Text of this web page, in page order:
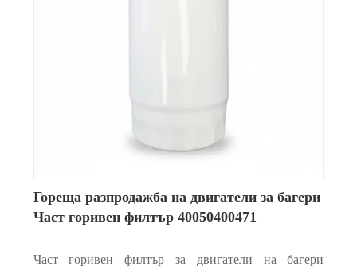
Гореща разпродажба на двигатели за багери
Част горивен филтър 40050400471
Част горивен филтър за двигатели на багери